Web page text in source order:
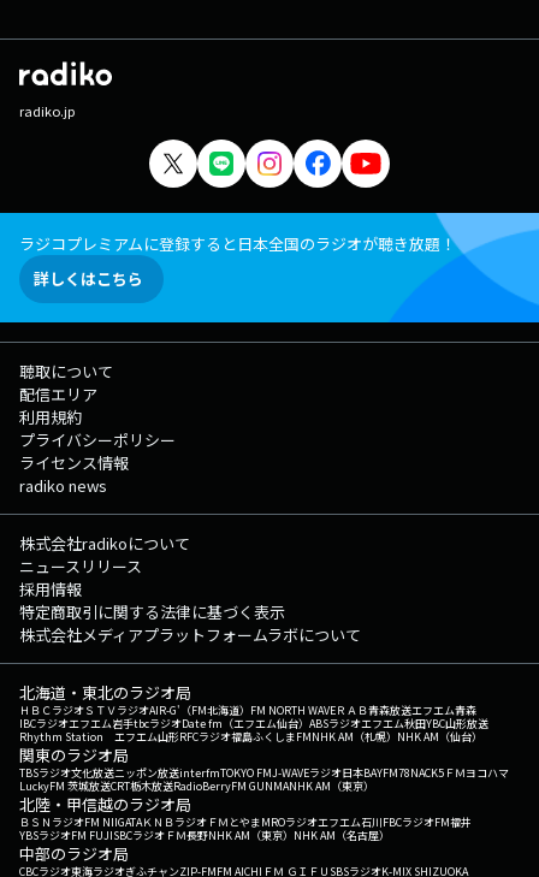
13:29 言伝/Bialystocks (2026年) 13:33 Free/Carroll Thompson (1994
Forever/Richard Marx (1994年) 13:45 Rain On Me/Lady Gaga & Ariana
Grande (2020年) 13:49 On My Soul/Bruno Mars (2026年) 13:51
nestling/KIRINJI (2023年) 13:55 Roni/Bobby Brown (1988年) 14:01 セン
ス・オブ・ワンダー/sumika (2020年) 14:05 The Middle/Zedd, Maren
Morris & Grey (2018年) 14:09 Cruel World/Holly Humberstone (2026
年) 14:12 四季/クリープハイプ (2021年) 14:16 Sweet Child
O'mine/Sheryl Crow (1999年) 14:19 Again/Mr.Children (2026年) 14:24
That's The Way It Is/Celine Dion (1999年) 14:29 Cold Night/HANA (2026
年) 14:32 What Am I/Why Don't We (2019年) 14:35 愛は勝つ/KAN (1990
年) 14:39 I Did This To Myself feat. Lil Yachty/Thundercat (2026年)
14:41 Just You and I/安室奈美恵 (2017年) 14:45 Video Killed The Radio
Star/The Buggles (1979年) 14:49 Rainy Days and Mondays/Carpenters
(1971年) 14:52 Sign/Aimer (2024年) 14:56 One Foot/WALK THE MOON
(2017年) （洋楽：50% 邦楽：50%） この日の最初のRaNi
Music♪へ 次の時間のRaNi Music♪へ その他の楽曲情報はこちら
へ
radiko.jp
ラジコプレミアムに登録すると日本全国のラジオが聴き放題！
詳しくはこちら
聴取について
配信エリア
利用規約
プライバシーポリシー
ライセンス情報
radiko news
株式会社radikoについて
ニュースリリース
採用情報
特定商取引に関する法律に基づく表示
株式会社メディアプラットフォームラボについて
北海道・東北のラジオ局
ＨＢＣラジオＳＴＶラジオAIR-G'（FM北海道） FM NORTH WAVEＲＡＢ青森放送エフエム青森
IBCラジオエフエム岩手tbcラジオDate fm（エフエム仙台） ABSラジオエフエム秋田YBC山形放送
Rhythm Station エフエム山形RFCラジオ福島ふくしまFMNHK AM（札幌） NHK AM（仙台）
関東のラジオ局
TBSラジオ文化放送ニッポン放送interfmTOKYO FMJ-WAVEラジオ日本BAYFM78NACK5 ＦＭヨコハマ
LuckyFM 茨城放送CRT栃木放送RadioBerryFM GUNMANHK AM（東京）
北陸・甲信越のラジオ局
ＢＳＮラジオFM NIIGATAＫＮＢラジオ ＦＭとやまMROラジオエフエム石川FBCラジオFM福井
YBSラジオFM FUJISBCラジオ ＦＭ長野NHK AM（東京） NHK AM（名古屋）
中部のラジオ局
CBCラジオ東海ラジオぎふチャンZIP-FMFM AICHI ＦＭ ＧＩＦＵ SBSラジオK-MIX SHIZUOKA